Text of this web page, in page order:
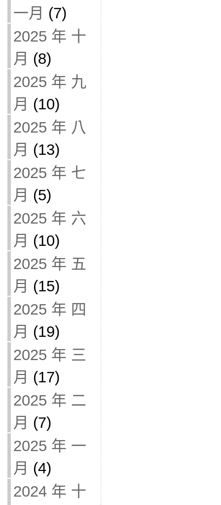
一月 (7)
2025 年 十
月 (8)
2025 年 九
月 (10)
2025 年 八
月 (13)
2025 年 七
月 (5)
2025 年 六
月 (10)
2025 年 五
月 (15)
2025 年 四
月 (19)
2025 年 三
月 (17)
2025 年 二
月 (7)
2025 年 一
月 (4)
2024 年 十